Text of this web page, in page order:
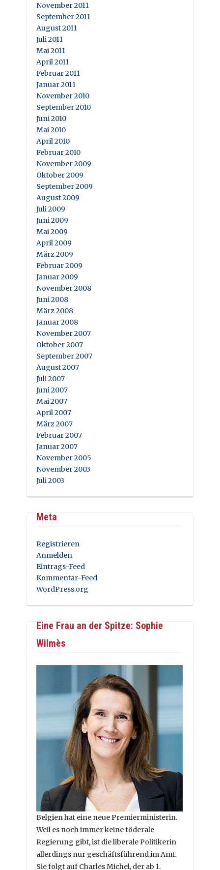
November 2011
September 2011
August 2011
Juli 2011
Mai 2011
April 2011
Februar 2011
Januar 2011
November 2010
September 2010
Juni 2010
Mai 2010
April 2010
Februar 2010
November 2009
Oktober 2009
September 2009
August 2009
Juli 2009
Juni 2009
Mai 2009
April 2009
März 2009
Februar 2009
Januar 2009
November 2008
Juni 2008
März 2008
Januar 2008
November 2007
Oktober 2007
September 2007
August 2007
Juli 2007
Juni 2007
Mai 2007
April 2007
März 2007
Februar 2007
Januar 2007
November 2005
November 2003
Juli 2003
Meta
Registrieren
Anmelden
Eintrags-Feed
Kommentar-Feed
WordPress.org
Eine Frau an der Spitze: Sophie
Wilmès
Belgien hat eine neue Premierministerin.
Weil es noch immer keine föderale
Regierung gibt, ist die liberale Politikerin
allerdings nur geschäftsführend im Amt.
Sie folgt auf Charles Michel, der ab 1.